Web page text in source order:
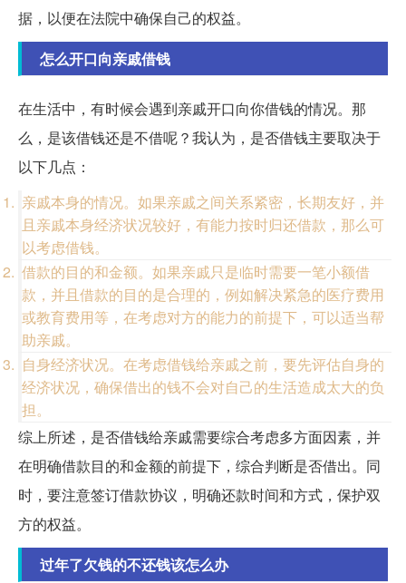
据，以便在法院中确保自己的权益。
怎么开口向亲戚借钱
在生活中，有时候会遇到亲戚开口向你借钱的情况。那
么，是该借钱还是不借呢？我认为，是否借钱主要取决于
以下几点：
亲戚本身的情况。如果亲戚之间关系紧密，长期友好，并
且亲戚本身经济状况较好，有能力按时归还借款，那么可
以考虑借钱。
借款的目的和金额。如果亲戚只是临时需要一笔小额借
款，并且借款的目的是合理的，例如解决紧急的医疗费用
或教育费用等，在考虑对方的能力的前提下，可以适当帮
助亲戚。
自身经济状况。在考虑借钱给亲戚之前，要先评估自身的
经济状况，确保借出的钱不会对自己的生活造成太大的负
担。
综上所述，是否借钱给亲戚需要综合考虑多方面因素，并
在明确借款目的和金额的前提下，综合判断是否借出。同
时，要注意签订借款协议，明确还款时间和方式，保护双
方的权益。
过年了欠钱的不还钱该怎么办